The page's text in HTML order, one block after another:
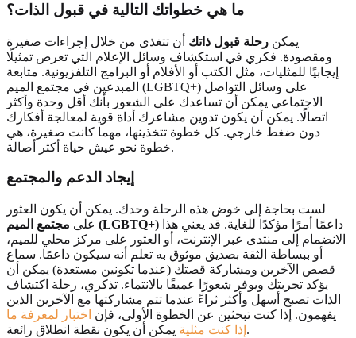
ما هي خطواتك التالية في قبول الذات؟
يمكن رحلة قبول ذاتك أن تتغذى من خلال إجراءات صغيرة
ومقصودة. فكري في استكشاف وسائل الإعلام التي تعرض تمثيلًا
إيجابيًا للمثليات، مثل الكتب أو الأفلام أو البرامج التلفزيونية. متابعة
المبدعين في مجتمع الميم (LGBTQ+) على وسائل التواصل
الاجتماعي يمكن أن تساعدك على الشعور بأنك أقل وحدة وأكثر
اتصالًا. يمكن أن يكون تدوين مشاعرك أداة قوية لمعالجة أفكارك
دون ضغط خارجي. كل خطوة تتخذينها، مهما كانت صغيرة، هي
خطوة نحو عيش حياة أكثر أصالة.
إيجاد الدعم والمجتمع
لست بحاجة إلى خوض هذه الرحلة وحدك. يمكن أن يكون العثور
على مجتمع الميم (LGBTQ+)
الانضمام إلى منتدى عبر الإنترنت، أو العثور على مركز محلي للميم،
أو ببساطة الثقة بصديق موثوق به تعلم أنه سيكون داعمًا. سماع
قصص الآخرين ومشاركة قصتك (عندما تكونين مستعدة) يمكن أن
يؤكد تجربتك ويوفر شعورًا عميقًا بالانتماء. تذكري، رحلة اكتشاف
الذات تصبح أسهل وأكثر ثراءً عندما تتم مشاركتها مع الآخرين الذين
يفهمون. إذا كنت تبحثين عن الخطوة الأولى، فإن اختبار لمعرفة ما
إذا كنت مثلية يمكن أن يكون نقطة انطلاق رائعة.